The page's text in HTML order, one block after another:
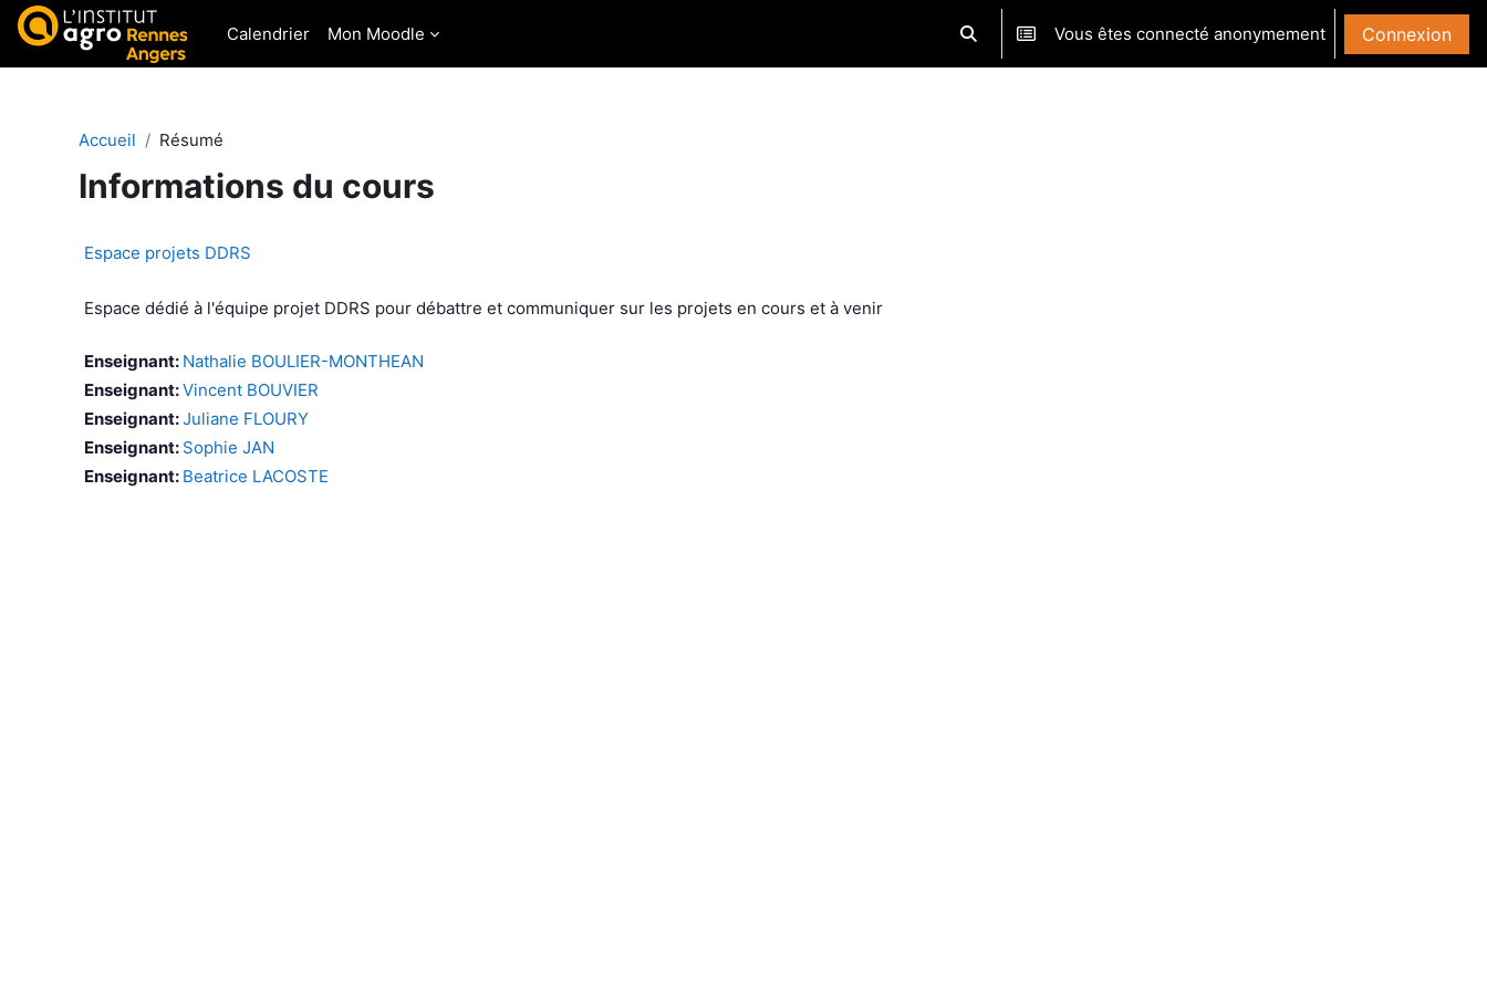
Passer au contenu principal
Calendrier
Mon Moodle Activer/désactiver la saisie de recherche
Vous êtes connecté anonymement Connexion
Accueil Résumé
Informations du cours
Espace projets DDRS
Espace dédié à l'équipe projet DDRS pour débattre et communiquer sur les projets en cours et à venir
Enseignant: Nathalie BOULIER-MONTHEAN
Enseignant:Vincent BOUVIER
Enseignant:Juliane FLOURY
Enseignant: Sophie JAN
Enseignant: Beatrice LACOSTE